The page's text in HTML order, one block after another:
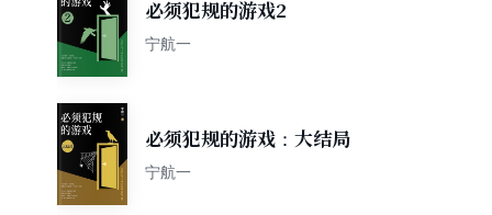
必须犯规的游戏2
宁航一
必须犯规的游戏：大结局
宁航一